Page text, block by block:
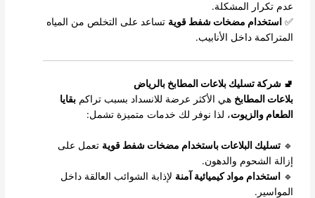
عدم تكرار المشكلة.
✅ استخدام مضخات شفط قوية تساعد على التخلص من المياه
المتراكمة داخل الأنابيب.
🚽 شركة تسليك بلاعات المطابخ بالرياض
بلاعات المطابخ هي الأكثر عرضة للانسداد بسبب تراكمبقايا
الطعام والزيوت، لذا نوفر لك خدمات متميزة تشمل:
🔹تسليك البلاعات باستخدام مضخات شفط قوية تعمل على
إزالة الشحوم والدهون.
🔹
استخدام مواد كيميائية آمنة لإذابة الشوائب العالقة داخل
المواسير.